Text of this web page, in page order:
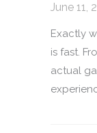
June 11,
Exactly
is fast.
actual